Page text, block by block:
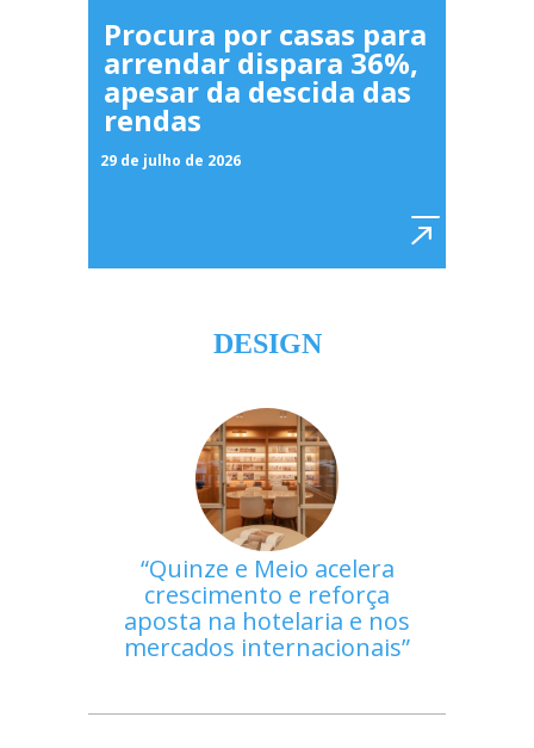
Procura por casas para
arrendar dispara 36%,
apesar da descida das
rendas
29 de julho de 2026
DESIGN
Quinze e Meio acelera
crescimento e reforça
aposta na hotelaria e nos
mercados internacionais